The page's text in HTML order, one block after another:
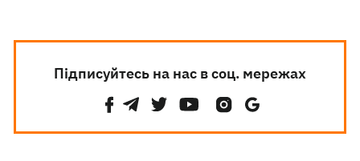
Підписуйтесь на нас в соц. мережах